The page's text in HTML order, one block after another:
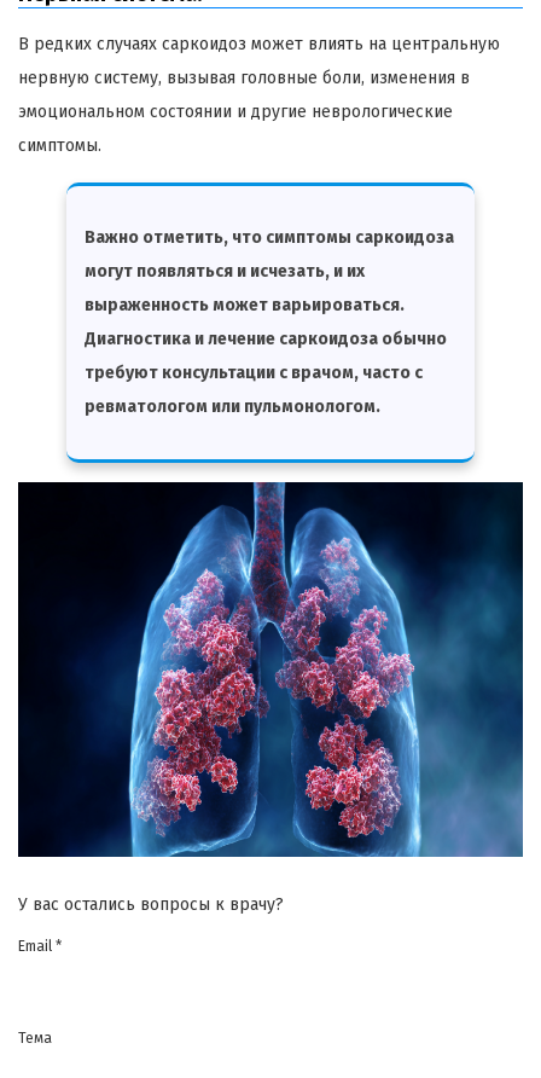
В редких случаях саркоидоз может влиять на центральную
нервную систему, вызывая головные боли, изменения в
эмоциональном состоянии и другие неврологические
симптомы.
Важно отметить, что симптомы саркоидоза
могут появляться и исчезать, и их
выраженность может варьироваться.
Диагностика и лечение саркоидоза обычно
требуют консультации с врачом, часто с
ревматологом или пульмонологом.
У вас остались вопросы к врачу?
Email *
Тема